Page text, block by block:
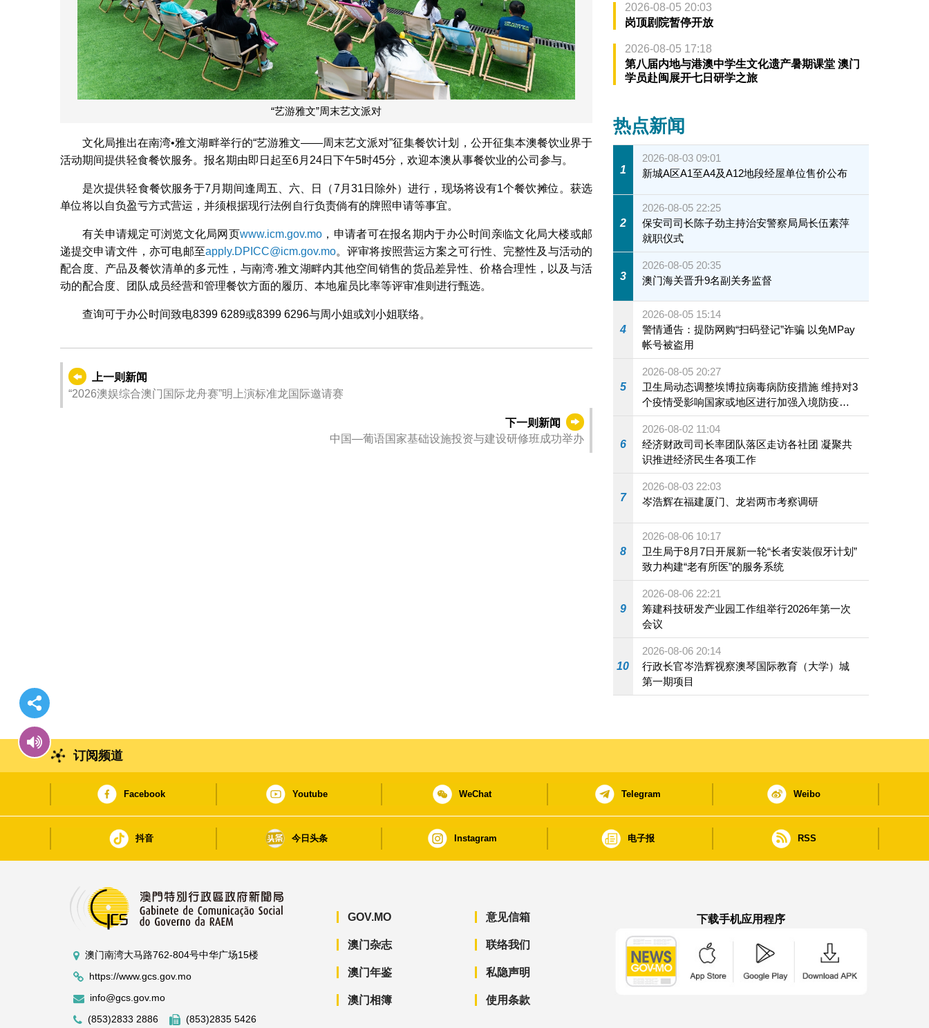
“艺游雅文”周末艺文派对
文化局推出在南湾•雅文湖畔举行的“艺游雅文——周末艺文派对”征集餐饮计划，公开征集本澳餐饮业界于
活动期间提供轻食餐饮服务。报名期由即日起至6月24日下午5时45分，欢迎本澳从事餐饮业的公司参与。
是次提供轻食餐饮服务于7月期间逢周五、六、日（7月31日除外）进行，现场将设有1个餐饮摊位。获选
单位将以自负盈亏方式营运，并须根据现行法例自行负责倘有的牌照申请等事宜。
有关申请规定可浏览文化局网页www.icm.gov.mo ，申请者可在报名期内于办公时间亲临文化局大楼或邮
递提交申请文件，亦可电邮至apply.DPICC@icm.gov.mo。评审将按照营运方案之可行性、完整性及与活动的
配合度、产品及餐饮清单的多元性，与南湾‧雅文湖畔内其他空间销售的货品差异性、价格合理性，以及与活
动的配合度、团队成员经营和管理餐饮方面的履历、本地雇员比率等评审准则进行甄选。
查询可于办公时间致电8399 6289或8399 6296与周小姐或刘小姐联络。
上一则新闻
“2026澳娱综合澳门国际龙舟赛”明上演标准龙国际邀请赛
下一则新闻
中国—葡语国家基础设施投资与建设研修班成功举办
2026-08-05 20:03
岗顶剧院暂停开放
2026-08-05 17:18
第八届内地与港澳中学生文化遗产暑期课堂 澳门
学员赴闽展开七日研学之旅
热点新闻
1
2026-08-03 09:01
新城A区A1至A4及A12地段经屋单位售价公布
2
2026-08-05 22:25
保安司司长陈子劲主持治安警察局局长伍素萍
就职仪式
3
2026-08-05 20:35
澳门海关晋升9名副关务监督
4
2026-08-05 15:14
警情通告：提防网购“扫码登记”诈骗 以免MPay
帐号被盗用
5
2026-08-05 20:27
卫生局动态调整埃博拉病毒病防疫措施 维持对3
个疫情受影响国家或地区进行加强入境防疫措
施
6
2026-08-02 11:04
经济财政司司长率团队落区走访各社团 凝聚共
识推进经济民生各项工作
7
2026-08-03 22:03
岑浩辉在福建厦门、龙岩两市考察调研
8
2026-08-06 10:17
卫生局于8月7日开展新一轮“长者安装假牙计划”
致力构建“老有所医”的服务系统
9
2026-08-06 22:21
筹建科技研发产业园工作组举行2026年第一次
会议
10
2026-08-06 20:14
行政长官岑浩辉视察澳琴国际教育（大学）城
第一期项目
订阅频道
Facebook Youtube WeChat Telegram Weibo
抖音 今日头条 Instagram 电子报 RSS
澳门南湾大马路762-804号中华广场15楼
https://www.gcs.gov.mo
info@gcs.gov.mo
(853)2833 2886
(853)2835 5426
GOV.MO
澳门杂志
澳门年鉴
澳门相簿
意见信箱
联络我们
私隐声明
使用条款
下载手机应用程序